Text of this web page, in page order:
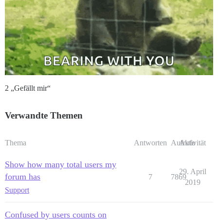
2 „Gefällt mir“
Verwandte Themen
Thema Antworten Aufrufe
Aktivität
Show how many total users my
forum has
Support
7 7869
29. April
2019
Confused by users counts on